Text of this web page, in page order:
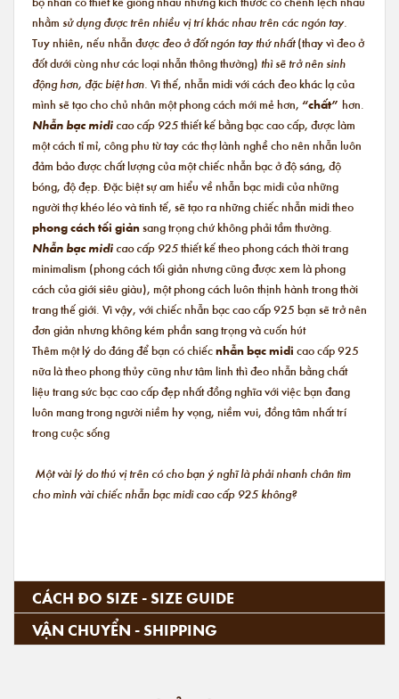
nhằm sử dụng được trên nhiều vị trí khác nhau trên các ngón tay.
Tuy nhiên, nếu nhẫn được đeo ở đốt ngón tay thứ nhất(thay vì đeo ở
đốt dưới cùng như các loại nhẫn thông thường) thì sẽ trở nên sinh
động hơn, đặc biệt hơn. Vì thế, nhẫn midi với cách đeo khác lạ của
mình sẽ tạo cho chủ nhân một phong cách mới mẻ hơn, “chất” hơn.
Nhẫn bạc midi cao cấp 925thiết kế bằng bạc cao cấp, được làm
một cách tỉ mỉ, công phu từ tay các thợ lành nghề cho nên nhẫn luôn
đảm bảo được chất lượng của một chiếc nhẫn bạc ở độ sáng, độ
bóng, độ đẹp. Đặc biệt sự am hiểu về nhẫn bạc midi của những
người thợ khéo léo và tinh tế, sẽ tạo ra những chiếc nhẫn midi theo
phong cách tối giảnsang trọng chứ không phải tầm thường.
Nhẫn bạc midi cao cấp 925thiết kế theo phong cách thời trang
minimalism (phong cách tối giản nhưng cũng được xem là phong
cách của giới siêu giàu), một phong cách luôn thịnh hành trong thời
trang thế giới. Vì vậy, với chiếc nhẫn bạc cao cấp 925 bạn sẽ trở nên
đơn giản nhưng không kém phần sang trọng và cuốn hút
Thêm một lý do đáng để bạn có chiếcnhẫn bạc midi cao cấp 925
nữa là theo phong thủy cũng như tâm linh thì đeo nhẫn bằng chất
liệu trang sức bạc cao cấp đẹp nhất đồng nghĩa với việc bạn đang
luôn mang trong người niềm hy vọng, niềm vui, đồng tâm nhất trí
trong cuộc sống
Một vài lý do thú vị trên có cho bạn ý nghĩ là phải nhanh chân tìm
cho mình vài chiếc nhẫn bạc midi cao cấp 925 không?
CÁCH ĐO SIZE - SIZE GUIDE
VẬN CHUYỂN - SHIPPING